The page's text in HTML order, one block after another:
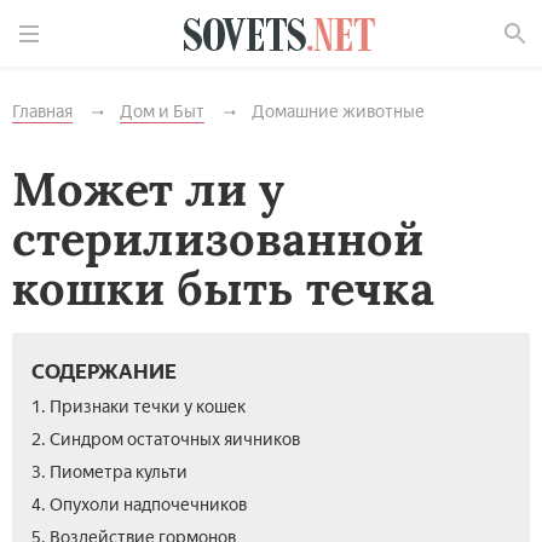
Главная Дом и Быт Домашние животные
Может ли у
стерилизованной
кошки быть течка
СОДЕРЖАНИЕ
1. Признаки течки у кошек
2. Синдром остаточных яичников
3. Пиометра культи
4. Опухоли надпочечников
5. Воздействие гормонов